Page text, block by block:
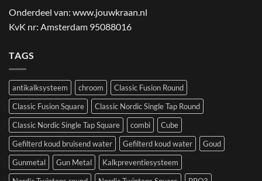
Onderdeel van: www.jouwkraan.nl
KvK nr: Amsterdam 95088016
TAGS
antikalksysteem chroom
Classic Fusion Round
Classic Fusion Square
Classic Nordic Single Tap Round
Classic Nordic Single Tap Square
combi
Cube
Gefilterd koud bruisend water
Gefilterd koud water
Goud
Gunmetal
Gun Metal
Kalkpreventiesysteem